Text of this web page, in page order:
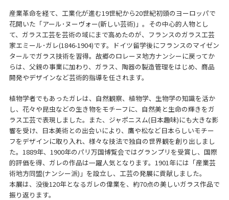
産業革命を経て、工業化が進む19世紀から20世紀初頭のヨーロッパで
花開いた「アール･ヌーヴォー(新しい芸術)」。その中心的人物とし
て、ガラス工芸を芸術の域にまで高めたのが、フランスのガラス工芸
家エミール･ガレ(1846-1904)です。ドイツ留学後にフランスのマイゼン
タールでガラス技術を習得。故郷のロレーヌ地方ナンシーに戻ってか
らは、父親の事業に加わり、ガラス、陶器の製造管理をはじめ、商品
開発やデザインなど芸術的指導を任されます。
植物学者でもあったガレは、自然観察、植物学、生物学の知識を活か
し、花々や昆虫などの生き物をモチーフに、自然美と生命の輝きをガ
ラス工芸で表現しました。また、ジャポニスム(日本趣味)にも大きな影
響を受け、日本美術との出会いにより、鷹や松など日本らしいモチー
フをデザインに取り入れ、様々な技法で独自の世界観を創り出しまし
た。1889年、1900年のパリ万国博覧会ではグランプリを受賞し、国際
的評価を得、ガレの作品は一躍人気となります。1901年には「産業芸
術地方同盟(ナンシー派)」を設立し、工芸の発展に貢献しました。
本展は、没後120年となるガレの偉業を、約70点の美しいガラス作品で
振り返ります。